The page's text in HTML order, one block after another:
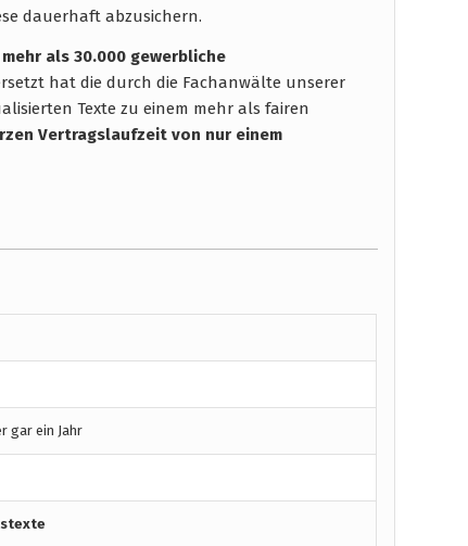
dauerhaft abzusichern.
mehr als 30.000 gewerbliche
hat die durch die Fachanwälte unserer
Texte zu einem mehr als fairen
Vertragslaufzeit von nur einem
gar ein Jahr